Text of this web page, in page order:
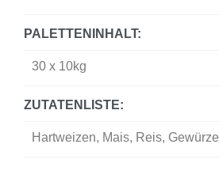
PALETTENINHALT:
30 x 10kg
ZUTATENLISTE:
Hartweizen, Mais, Reis, Gewürze